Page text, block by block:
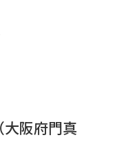
阪府門真